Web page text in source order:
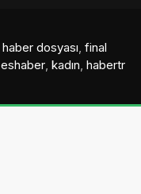
haber dosyası, final
eshaber, kadın, habertr